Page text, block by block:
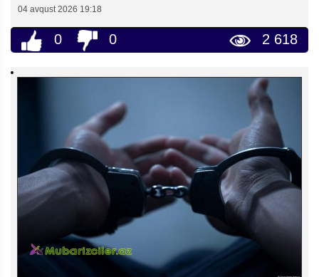
04 avqust 2026 19:18
0 0 2 618